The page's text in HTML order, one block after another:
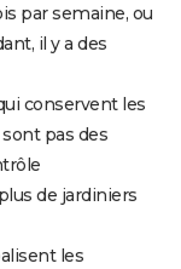
par semaine, ou
il y a des
conservent les
pas des
de jardiniers
les